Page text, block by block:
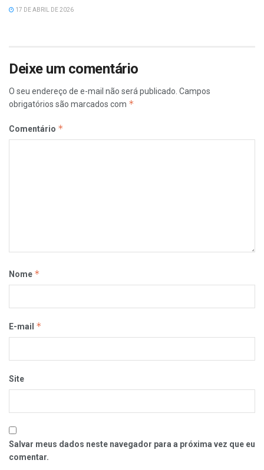
17 DE ABRIL DE 2026
Deixe um comentário
O seu endereço de e-mail não será publicado. Campos
obrigatórios são marcados com *
Comentário *
Nome *
E-mail *
Site
Salvar meus dados neste navegador para a próxima vez que eu
comentar.